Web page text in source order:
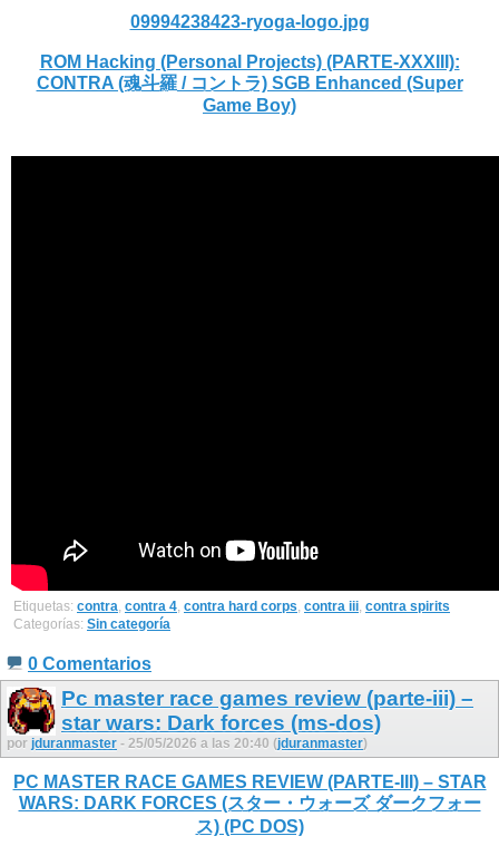
09994238423-ryoga-logo.jpg
ROM Hacking (Personal Projects) (PARTE-XXXIII):
CONTRA (魂斗羅 / コントラ) SGB Enhanced (Super
Game Boy)
Etiquetas: contra, contra 4, contra hard corps, contra iii, contra spirits
Categorías: Sin categoría
0 Comentarios
Pc master race games review (parte-iii) –
star wars: Dark forces (ms-dos)
por jduranmaster - 25/05/2026 a las 20:40 (jduranmaster)
PC MASTER RACE GAMES REVIEW (PARTE-III) – STAR
WARS: DARK FORCES (スター・ウォーズ ダークフォー
ス) (PC DOS)